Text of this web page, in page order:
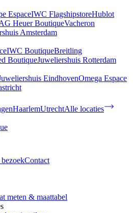
EspaceIWC FlagshipstoreHublot
Heuer BoutiqueVacheron
Amsterdam
IWC BoutiqueBreitling
BoutiqueJuweliershuis Rotterdam
EindhovenOmega Espace
HaarlemUtrechtAlle locaties
Contact
meten & maattabel